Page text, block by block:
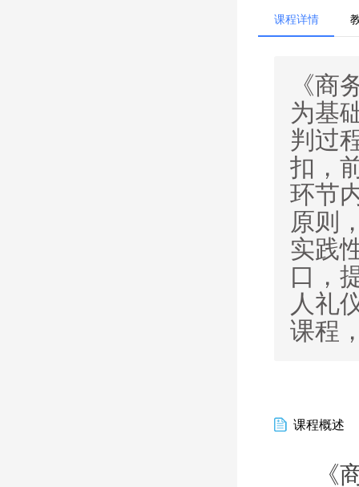
课程详情
《商
为基
判过
扣，
环节
原则
实践
口，
人礼
课程
课程概述
《